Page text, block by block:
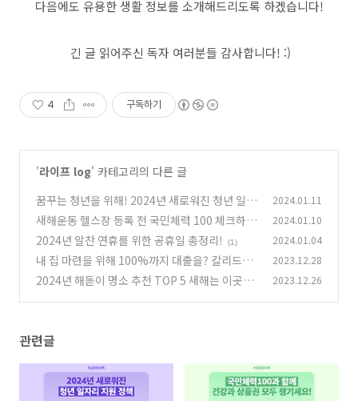
다음에도 유용한 생활 정보를 소개해드리도록 하겠습니다!
긴 글 읽어주신 독자 여러분들 감사합니다! :)
4 구독하기
'라이프 log' 카테고리의 다른 글
꿈꾸는 청년을 위해! 2024년 새로워진 청년 일자
리 지원 정책 (0)
2024.01.11
새해운동 헬스장 등록 전 국민체력 100 체크하기
(0)
2024.01.10
2024년 알찬 연휴를 위한 공휴일 총정리! (1) 2024.01.04
내 집 마련을 위해 100%까지 대출을? 칼리드가
알려주는 말레이시아의 Money 이야기
(0)
2023.12.28
2024년 해돋이 명소 추천 TOP 5 새해는 이곳에
2023.12.26
관련글